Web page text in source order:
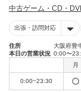
中古ゲーム・CD・
出張・訪問対応
住所
大阪府豊
本日の営業状況 0:00〜
月
0:00~23:30